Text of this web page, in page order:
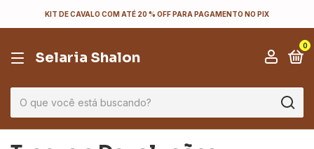
KIT DE CAVALO COM ATÉ 20 % OFF PARA PAGAMENTO NO PIX
Selaria Shalon
0